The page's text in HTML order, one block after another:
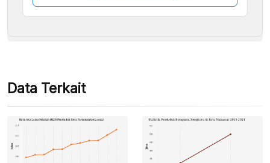
Beberapa metode pembayaran masih dalam
Data Terkait